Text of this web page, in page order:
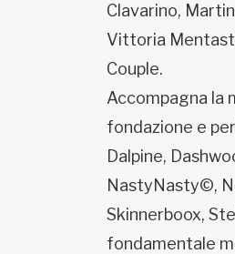
Clavarino,
Vittoria
Couple.
Accompagna la
fondazione e
Dalpine,
NastyNasty©,
Skinnerboox,
fondamentale